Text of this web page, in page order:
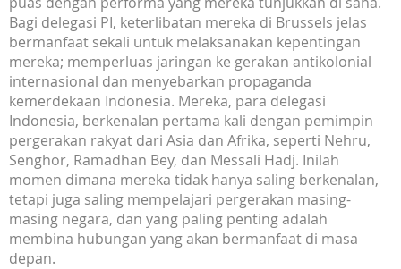
Bagi delegasi PI, keterlibatan mereka di Brussels jelas
bermanfaat sekali untuk melaksanakan kepentingan
mereka; memperluas jaringan ke gerakan antikolonial
internasional dan menyebarkan propaganda
kemerdekaan Indonesia. Mereka, para delegasi
Indonesia, berkenalan pertama kali dengan pemimpin
pergerakan rakyat dari Asia dan Afrika, seperti Nehru,
Senghor, Ramadhan Bey, dan Messali Hadj. Inilah
momen dimana mereka tidak hanya saling berkenalan,
tetapi juga saling mempelajari pergerakan masing-
masing negara, dan yang paling penting adalah
membina hubungan yang akan bermanfaat di masa
depan.